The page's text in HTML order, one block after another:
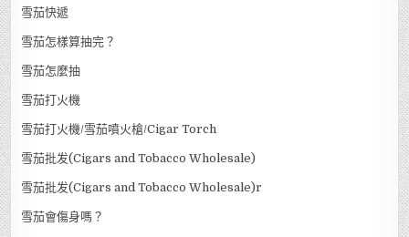
雪茄快遞
雪茄怎樣算抽完？
雪茄怎麼抽
雪茄打火機
雪茄打火機/雪茄噴火槍/Cigar Torch
雪茄批发(Cigars and Tobacco Wholesale)
雪茄批发(Cigars and Tobacco Wholesale)r
雪茄會傷身嗎？